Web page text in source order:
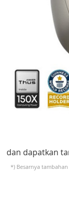
dan dapatkan
*) Besarnya